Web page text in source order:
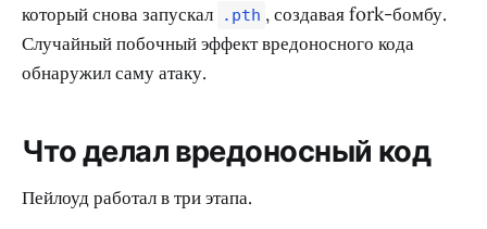
который снова запускал
.pth , создавая fork-бомбу.
Случайный побочный эффект вредоносного кода
обнаружил саму атаку.
Что делал вредоносный код
Пейлоуд работал в три этапа.